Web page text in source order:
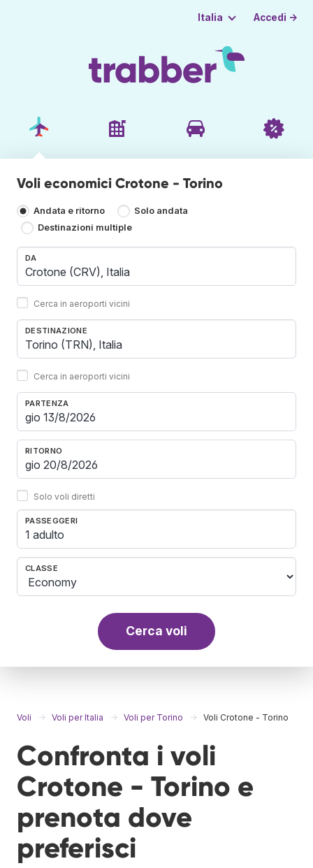
Italia Accedi →
Voli economici Crotone - Torino
Andata e ritorno
Solo andata
Destinazioni multiple
DA
Cerca in aeroporti vicini
DESTINAZIONE
Cerca in aeroporti vicini
PARTENZA
RITORNO
Solo voli diretti
PASSEGGERI
1 adulto
CLASSE
Cerca voli
Voli Voli per Italia Voli per Torino Voli Crotone - Torino
Confronta i voli
Crotone - Torino e
prenota dove
preferisci